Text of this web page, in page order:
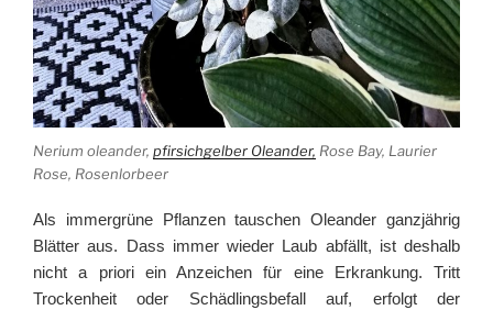
Nerium oleander, pfirsichgelber Oleander, Rose Bay, Laurier
Rose, Rosenlorbeer
Als immergrüne Pflanzen tauschen Oleander ganzjährig
Blätter aus. Dass immer wieder Laub abfällt, ist deshalb
nicht a priori ein Anzeichen für eine Erkrankung. Tritt
Trockenheit oder Schädlingsbefall auf, erfolgt der